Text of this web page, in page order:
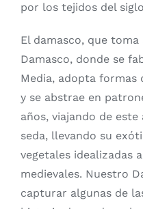
por los tejidos del
El damasco, que
Damasco, donde se
Media, adopta formas
y se abstrae en
años, viajando de
seda, llevando su
vegetales idealizadas
medievales. Nuestro
capturar algunas de